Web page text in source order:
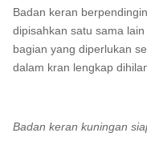
Badan keran
dipisahkan satu sama
bagian yang diperlukan
dalam kran lengkap
Badan keran kuningan